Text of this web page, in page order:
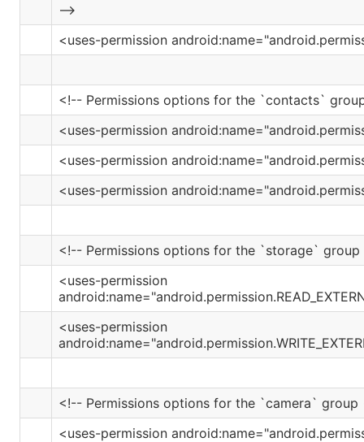
-->
<uses-permission
<!-- Permissions options for the `contacts`
<uses-permission
<uses-permission
<uses-permission
<!-- Permissions options for the `storage` group
<uses-permission
<uses-permission
<!-- Permissions options for the `camera` group
<uses-permission